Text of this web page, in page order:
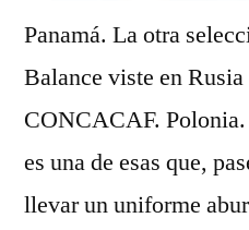
Panamá. La otra
Balance viste en
CONCACAF.
es una de esas que,
llevar un uniforme